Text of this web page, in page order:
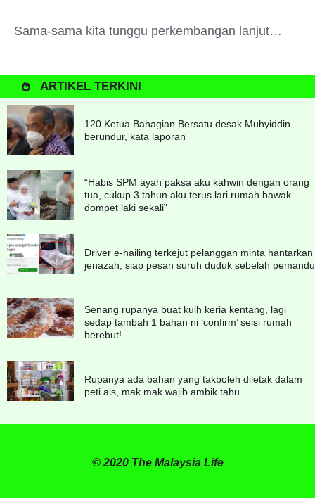
Sama-sama kita tunggu perkembangan lanjut…
ARTIKEL TERKINI
120 Ketua Bahagian Bersatu desak Muhyiddin
berundur, kata laporan
“Habis SPM ayah paksa aku kahwin dengan orang
tua, cukup 3 tahun aku terus lari rumah bawak
dompet laki sekali”
Driver e-hailing terkejut pelanggan minta hantarkan
jenazah, siap pesan suruh duduk sebelah pemandu
Senang rupanya buat kuih keria kentang, lagi
sedap tambah 1 bahan ni ‘confirm’ seisi rumah
berebut!
Rupanya ada bahan yang takboleh diletak dalam
peti ais, mak mak wajib ambik tahu
© 2020 The Malaysia Life